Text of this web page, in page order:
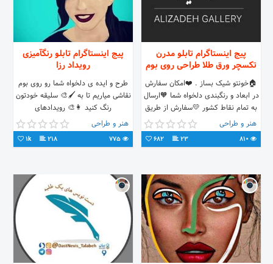
پیج اینستاگرام تابلو مدرن
تکسچر ورق طلا طراحی روی بوم
🏠خونتو شیک بساز . ⁦❤️⁩امکان سفارش
در ابعاد و رنگبندی دلخواه شما 🧡ارسال
به تمام نقاط کشور 💛سفارش از طریق
دایرکت و ایمیل :
alizadehgallery2020@gmail.com
طراحی چهره، سیاه قلم، تکسچر، ورق
نقاشی روی بوم به صورت شطرنجی
هنر و طراحی
23
682
پیج اینستاگرام تابلو رنگآمیزی
رویداد رزا
طرح و ایده ی دلخواه شما رو روی بوم
نقاشی میاریم تا به 🖌🎨 سلیقه خودتون
رنگ کنید 👩‍🎨 رویدادهای
رنگ‌آمیزیمونو از دست ندید 🌹 با ما در
ارتباط باشید
هنر و طراحی
218
1k